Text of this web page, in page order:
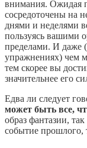
внимания. Ожидая
сосредоточены на
днями и неделями
пользуясь вашими
пределами. И даже
упражнениях) чем
тем скорее вы
значительнее его
Едва ли следует
может быть все,
образ фантазии,
событие прошлого,